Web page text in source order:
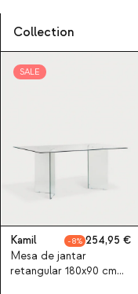
Collection
SALE
Kamil 8
254,95
Mesa de jantar
retangular 180x90 cm